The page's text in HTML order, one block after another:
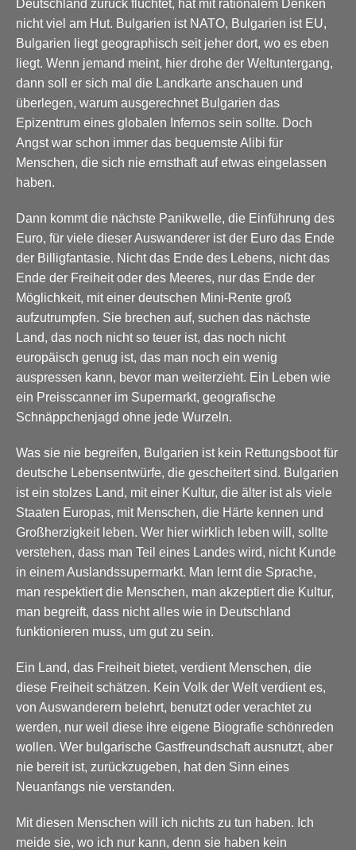
Deutschland zurück flüchtet, hat mit rationalem Denken
nicht viel am Hut. Bulgarien ist NATO, Bulgarien ist EU,
Bulgarien liegt geographisch seit jeher dort, wo es eben
liegt. Wenn jemand meint, hier drohe der Weltuntergang,
dann soll er sich mal die Landkarte anschauen und
überlegen, warum ausgerechnet Bulgarien das
Epizentrum eines globalen Infernos sein sollte. Doch
Angst war schon immer das bequemste Alibi für
Menschen, die sich nie ernsthaft auf etwas eingelassen
haben.
Dann kommt die nächste Panikwelle, die Einführung des
Euro, für viele dieser Auswanderer ist der Euro das Ende
der Billigfantasie. Nicht das Ende des Lebens, nicht das
Ende der Freiheit oder des Meeres, nur das Ende der
Möglichkeit, mit einer deutschen Mini-Rente groß
aufzutrumpfen. Sie brechen auf, suchen das nächste
Land, das noch nicht so teuer ist, das noch nicht
europäisch genug ist, das man noch ein wenig
auspressen kann, bevor man weiterzieht. Ein Leben wie
ein Preisscanner im Supermarkt, geografische
Schnäppchenjagd ohne jede Wurzeln.
Was sie nie begreifen, Bulgarien ist kein Rettungsboot für
deutsche Lebensentwürfe, die gescheitert sind. Bulgarien
ist ein stolzes Land, mit einer Kultur, die älter ist als viele
Staaten Europas, mit Menschen, die Härte kennen und
Großherzigkeit leben. Wer hier wirklich leben will, sollte
verstehen, dass man Teil eines Landes wird, nicht Kunde
in einem Auslandssupermarkt. Man lernt die Sprache,
man respektiert die Menschen, man akzeptiert die Kultur,
man begreift, dass nicht alles wie in Deutschland
funktionieren muss, um gut zu sein.
Ein Land, das Freiheit bietet, verdient Menschen, die
diese Freiheit schätzen. Kein Volk der Welt verdient es,
von Auswanderern belehrt, benutzt oder verachtet zu
werden, nur weil diese ihre eigene Biografie schönreden
wollen. Wer bulgarische Gastfreundschaft ausnutzt, aber
nie bereit ist, zurückzugeben, hat den Sinn eines
Neuanfangs nie verstanden.
Mit diesen Menschen will ich nichts zu tun haben. Ich
meide sie, wo ich nur kann, denn sie haben kein